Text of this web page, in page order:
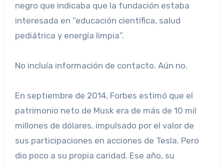
negro que indicaba que la fundación estaba
interesada en “educación científica, salud
pediátrica y energía limpia”.
No incluía información de contacto. Aún no.
En septiembre de 2014, Forbes estimó que el
patrimonio neto de Musk era de más de 10 mil
millones de dólares, impulsado por el valor de
sus participaciones en acciones de Tesla. Pero
dio poco a su propia caridad. Ese año, su